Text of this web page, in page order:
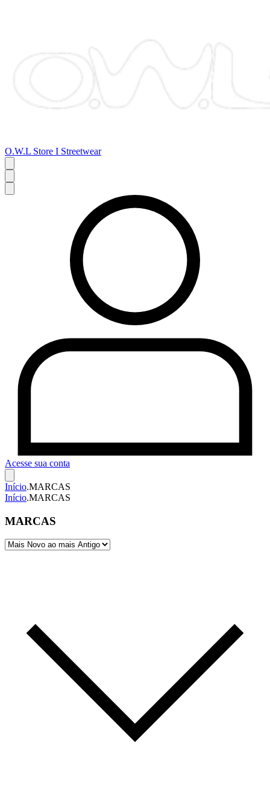
O.W.L Store I Streetwear
Acesse sua conta
Início.MARCAS
Início.MARCAS
MARCAS